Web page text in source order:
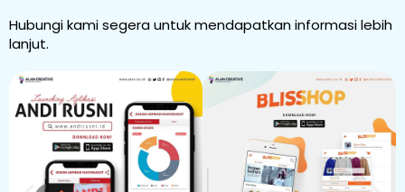
Hubungi kami segera untuk mendapatkan informasi lebih
lanjut.